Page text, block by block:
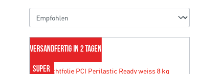
VERSANDFERTIG IN 2 TAGEN
SUPER